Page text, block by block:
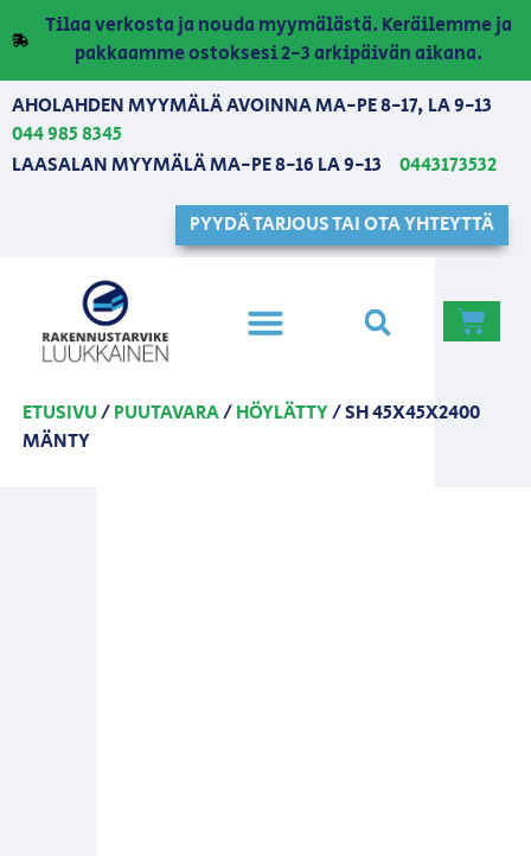
Tilaa verkosta ja nouda myymälästä. Keräilemme ja
pakkaamme ostoksesi 2-3 arkipäivän aikana.
AHOLAHDEN MYYMÄLÄ AVOINNA MA-PE 8-17, LA 9-13
044 985 8345
LAASALAN MYYMÄLÄ MA-PE 8-16 LA 9-13
0443173532
PYYDÄ TARJOUS TAI OTA YHTEYTTÄ
ETUSIVU/PUUTAVARA/HÖYLÄTTY/ SH 45X45X2400
MÄNTY